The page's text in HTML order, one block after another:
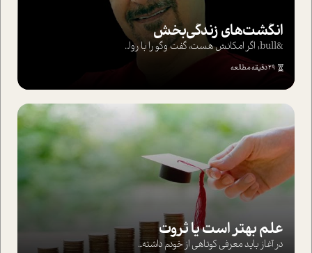
انگشت‌های‌ زندگی‌بخش
&bull; اگر امکانش هست، گفت وگو را با روا...
29 دقیقه مطالعه
علم بهتر است یا ثروت
در آغاز باید معرفی کوتاهی از خودم داشته...